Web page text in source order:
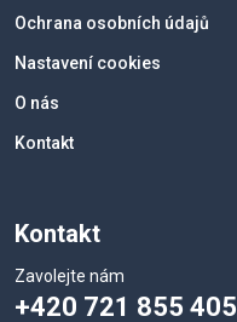
Ochrana osobních údajů
Nastavení cookies
O nás
Kontakt
Kontakt
Zavolejte nám
+420 721 855 405